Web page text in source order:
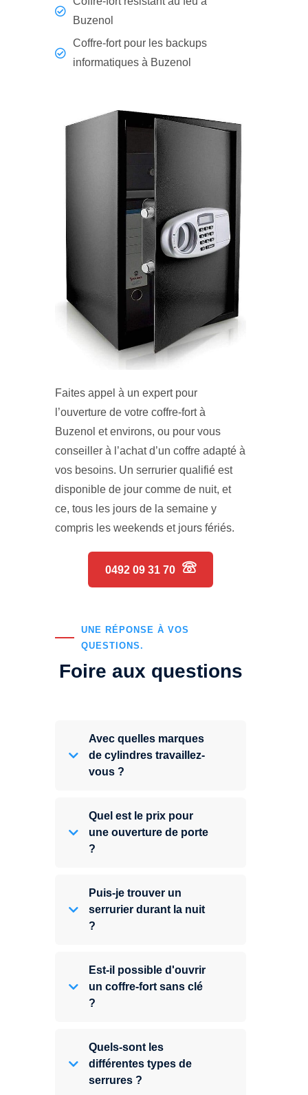
Buzenol
Coffre-fort pour les backups
informatiques à Buzenol
Faites appel à un expert pour
l’ouverture de votre coffre-fort à
Buzenol et environs, ou pour vous
conseiller à l’achat d’un coffre adapté à
vos besoins. Un serrurier qualifié est
disponible de jour comme de nuit, et
ce, tous les jours de la semaine y
compris les weekends et jours fériés.
0492 09 31 70
UNE RÉPONSE À VOS
QUESTIONS.
Foire aux questions
Avec quelles marques
de cylindres travaillez-
vous ?
Quel est le prix pour
une ouverture de porte
?
Puis-je trouver un
serrurier durant la nuit
?
Est-il possible d'ouvrir
un coffre-fort sans clé
?
Quels-sont les
différentes types de
serrures ?